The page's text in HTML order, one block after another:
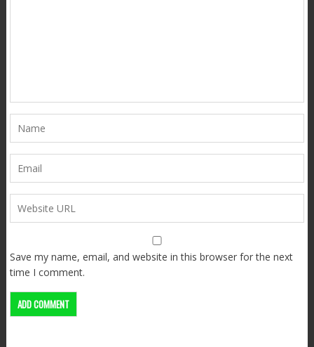
Save my name, email, and website in this browser for the next
time I comment.